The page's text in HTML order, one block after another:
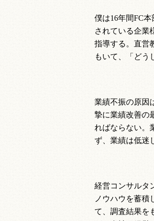
僕は16年間FC本
されている企業
指導する。直営
もいて、「どう
業績不振の原因
摯に業績改善の
ればならない。
ず、業績は低迷
経営コンサルタ
ノウハウを蓄積
て、調査結果を